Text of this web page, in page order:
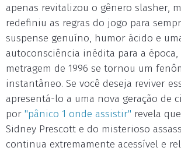
apenas revitalizou o gênero slasher,
redefiniu as regras do jogo para
suspense genuíno, humor ácido e
autoconsciência inédita para a
metragem de 1996 se tornou um
instantâneo. Se você deseja reviver
apresentá-lo a uma nova geração de
por "pânico 1 onde assistir" revela
Sidney Prescott e do misterioso
continua extremamente acessível e